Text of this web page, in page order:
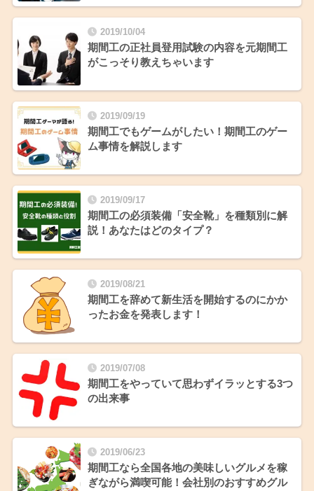
2019/10/04
期間工の正社員登用試験の内容を元期間工
がこっそり教えちゃいます
2019/09/19
期間工でもゲームがしたい！期間工のゲー
ム事情を解説します
2019/09/17
期間工の必須装備「安全靴」を種類別に解
説！あなたはどのタイプ？
2019/08/21
期間工を辞めて新生活を開始するのにかか
ったお金を発表します！
2019/07/08
期間工をやっていて思わずイラッとする3つ
の出来事
2019/06/23
期間工なら全国各地の美味しいグルメを稼
ぎながら満喫可能！会社別のおすすめグル